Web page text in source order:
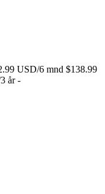
USD/6 mnd $138.99
år-